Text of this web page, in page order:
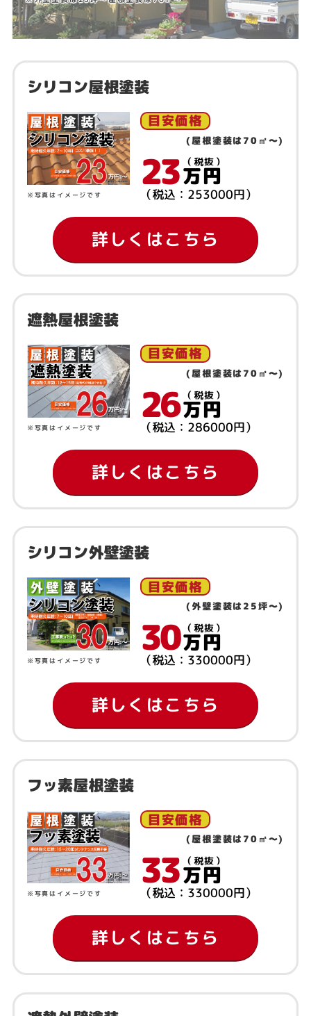
シリコン屋根塗装
※写真はイメージです
目安価格
(屋根塗装は70㎡～)
23 （税抜）
万円
（税込：253000円）
詳しくはこちら
遮熱屋根塗装
※写真はイメージです
目安価格
(屋根塗装は70㎡～)
26 （税抜）
万円
（税込：286000円）
詳しくはこちら
シリコン外壁塗装
※写真はイメージです
目安価格
(外壁塗装は25坪～)
30 （税抜）
万円
（税込：330000円）
詳しくはこちら
フッ素屋根塗装
※写真はイメージです
目安価格
(屋根塗装は70㎡～)
33 （税抜）
万円
（税込：330000円）
詳しくはこちら